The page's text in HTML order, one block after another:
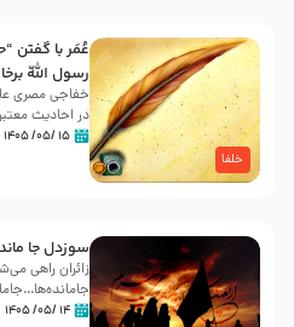
خلفا
عُمَر با گفتن
رسول اللّه
در احادیث
۱۵ /۰۵/ ۱۴۰۵
سوزدل جا
زائران راهی
۱۴ /۰۵/ ۱۴۰۵